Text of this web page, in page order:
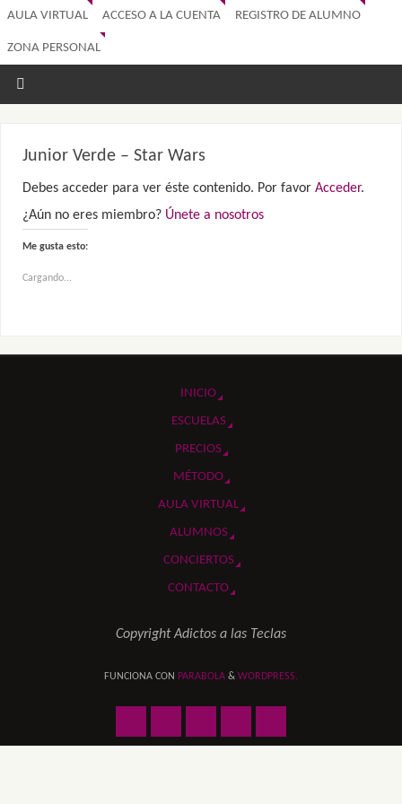
AULA VIRTUAL ACCESO A LA CUENTA REGISTRO DE ALUMNO
ZONA PERSONAL
Junior Verde – Star Wars
Debes acceder para ver éste contenido. Por favorAcceder.
¿Aún no eres miembro? Únete a nosotros
Me gusta esto:
Cargando...
INICIO
ESCUELAS
PRECIOS
MÉTODO
AULA VIRTUAL
ALUMNOS
CONCIERTOS
CONTACTO
Copyright Adictos a las Teclas
FUNCIONA CON PARABOLA & WORDPRESS.